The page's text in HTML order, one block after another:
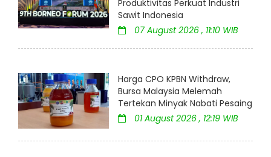
Produktivitas Perkuat Industri
Sawit Indonesia
07 August 2026 , 11:10 WIB
Harga CPO KPBN Withdraw,
Bursa Malaysia Melemah
Tertekan Minyak Nabati Pesaing
01 August 2026 , 12:19 WIB